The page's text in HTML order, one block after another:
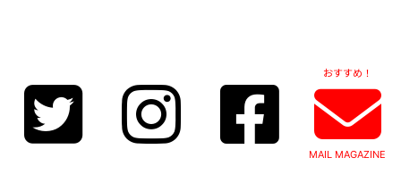
おすすめ！
MAIL MAGAZINE